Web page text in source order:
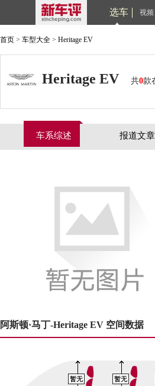
选车 视频
首页 > 车型大全 > Heritage EV
Heritage EV 共0款
车系综述 报道文章
阿斯顿·马丁-Heritage EV 空间数据
暂无 暂无